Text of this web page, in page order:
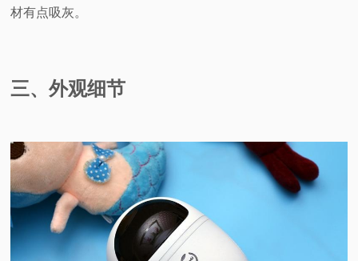
材有点吸灰。
三、外观细节